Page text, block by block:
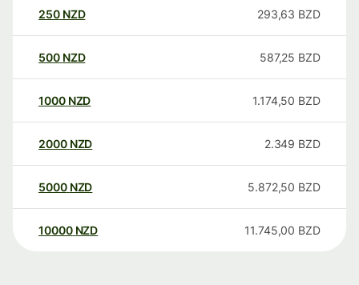
250 NZD 293,63 BZD
500 NZD 587,25 BZD
1000 NZD 1.174,50 BZD
2000 NZD 2.349 BZD
5000 NZD 5.872,50 BZD
10000 NZD 11.745,00 BZD